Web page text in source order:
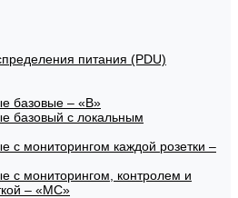
питания (PDU)
базовые – «В»
базовый с локальным
с мониторингом каждой розетки –
с мониторингом, контролем и
– «МС»